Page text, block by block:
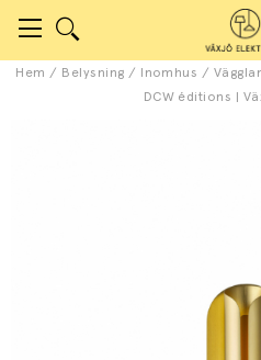
Hem / Belysning / Inomhus /
DCW éditions |